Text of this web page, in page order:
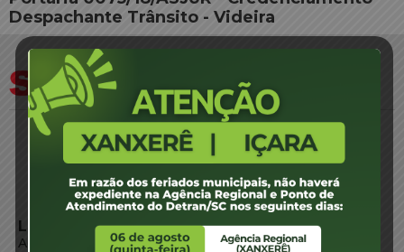
Despachante Trânsito - Videira
LINKS EXTERNOS
Agência de Notícias